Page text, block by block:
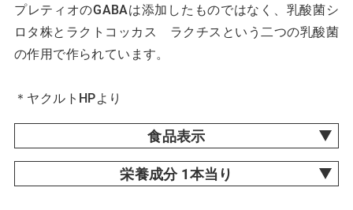
プレティオのGABAは添加したものではなく、乳酸菌シ
ロタ株とラクトコッカス ラクチスという二つの乳酸菌
の作用で作られています。
＊ヤクルトHPより
食品表示
栄養成分 1本当り